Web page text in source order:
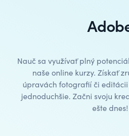
Nauč sa využívať plný
našeonline kurzy. Získať
úpravách fotografií či
jednoduchšie. Začni svoju
ešte dnes!